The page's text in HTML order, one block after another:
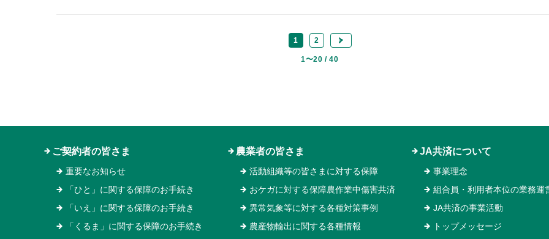
1 2 >
1〜20 / 40
ご契約者の皆さま
重要なお知らせ
「ひと」に関する保障のお手続き
「いえ」に関する保障のお手続き
「くるま」に関する保障のお手続き
農業者の皆さま
活動組織等の皆さまに対する保障
おケガに対する保障農作業中傷害共済
異常気象等に対する各種対策事例
農産物輸出に関する各種情報
JA共済について
事業理念
組合員・利用者本位の業務運
JA共済の事業活動
トップメッセージ